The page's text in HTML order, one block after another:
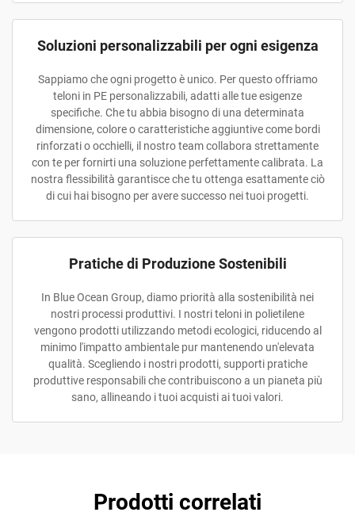
Soluzioni personalizzabili per ogni esigenza
Sappiamo che ogni progetto è unico. Per questo offriamo
teloni in PE personalizzabili, adatti alle tue esigenze
specifiche. Che tu abbia bisogno di una determinata
dimensione, colore o caratteristiche aggiuntive come bordi
rinforzati o occhielli, il nostro team collabora strettamente
con te per fornirti una soluzione perfettamente calibrata. La
nostra flessibilità garantisce che tu ottenga esattamente ciò
di cui hai bisogno per avere successo nei tuoi progetti.
Pratiche di Produzione Sostenibili
In Blue Ocean Group, diamo priorità alla sostenibilità nei
nostri processi produttivi. I nostri teloni in polietilene
vengono prodotti utilizzando metodi ecologici, riducendo al
minimo l'impatto ambientale pur mantenendo un'elevata
qualità. Scegliendo i nostri prodotti, supporti pratiche
produttive responsabili che contribuiscono a un pianeta più
sano, allineando i tuoi acquisti ai tuoi valori.
Prodotti correlati